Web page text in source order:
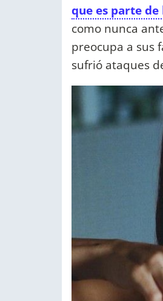
que es parte
como nunca
preocupa a sus
sufrió ataques